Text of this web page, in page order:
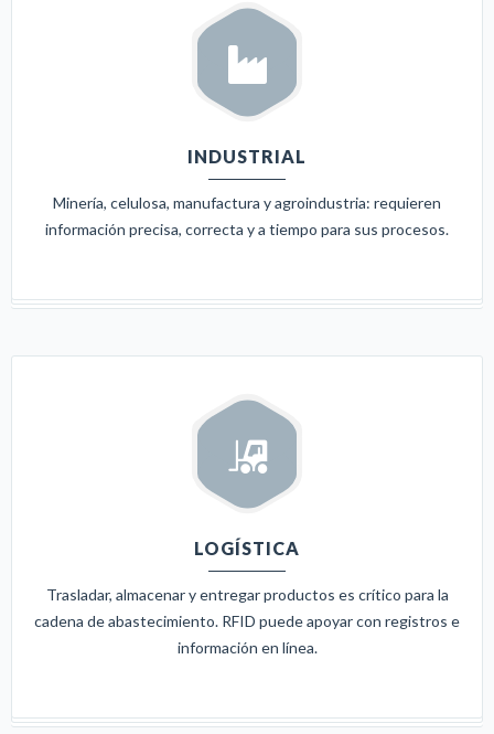
INDUSTRIAL
Minería, celulosa, manufactura y agroindustria: requieren
información precisa, correcta y a tiempo para sus procesos.
LOGÍSTICA
Trasladar, almacenar y entregar productos es crítico para la
cadena de abastecimiento. RFID puede apoyar con registros e
información en línea.